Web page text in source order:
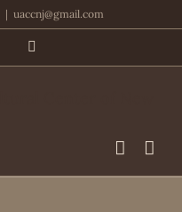
| uaccnj@gmail.com
YouTube